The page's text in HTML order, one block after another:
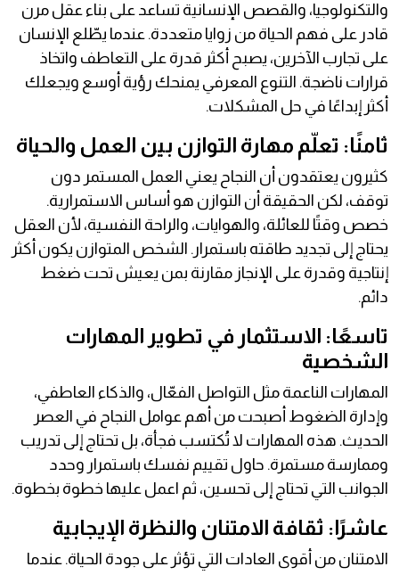
والتكنولوجيا، والقصص الإنسانية تساعد على بناء عقل مرن
قادر على فهم الحياة من زوايا متعددة. عندما يطّلع الإنسان
على تجارب الآخرين، يصبح أكثر قدرة على التعاطف واتخاذ
قرارات ناضجة. التنوع المعرفي يمنحك رؤية أوسع ويجعلك
أكثر إبداعًا في حل المشكلات.
ثامنًا: تعلّم مهارة التوازن بين العمل والحياة
كثيرون يعتقدون أن النجاح يعني العمل المستمر دون
توقف، لكن الحقيقة أن التوازن هو أساس الاستمرارية.
خصص وقتًا للعائلة، والهوايات، والراحة النفسية، لأن العقل
يحتاج إلى تجديد طاقته باستمرار. الشخص المتوازن يكون أكثر
إنتاجية وقدرة على الإنجاز مقارنة بمن يعيش تحت ضغط
دائم.
تاسعًا: الاستثمار في تطوير المهارات
الشخصية
المهارات الناعمة مثل التواصل الفعّال، والذكاء العاطفي،
وإدارة الضغوط أصبحت من أهم عوامل النجاح في العصر
الحديث. هذه المهارات لا تُكتسب فجأة، بل تحتاج إلى تدريب
وممارسة مستمرة. حاول تقييم نفسك باستمرار وحدد
الجوانب التي تحتاج إلى تحسين، ثم اعمل عليها خطوة بخطوة.
عاشرًا: ثقافة الامتنان والنظرة الإيجابية
الامتنان من أقوى العادات التي تؤثر على جودة الحياة. عندما